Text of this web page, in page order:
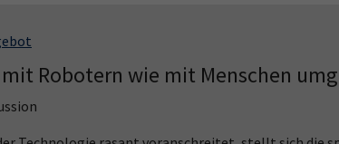
Robotern wie mit Menschen